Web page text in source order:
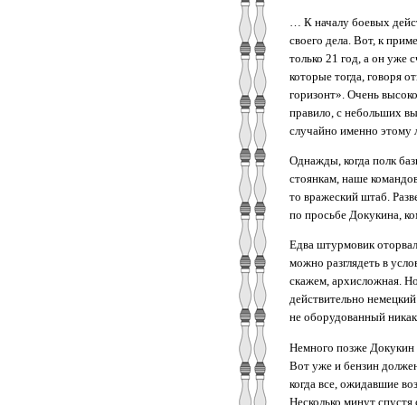
… К началу боевых
своего дела. Вот, к
только 21 год, а он уже
которые тогда, говоря
горизонт». Очень
правило, с небольших
случайно именно этому
Однажды, когда полк
стоянкам, наше
то вражеский штаб.
по просьбе Докукина,
Едва штурмовик
можно разглядеть в
скажем, архисложная.
действительно
не оборудованный
Немного позже Докукин
Вот уже и бензин
когда все, ожидавшие
Несколько минут